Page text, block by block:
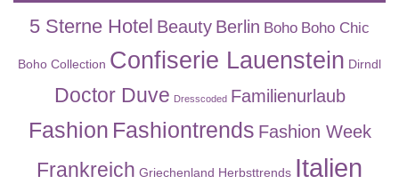
5 Sterne Hotel Beauty Berlin Boho Boho Chic
Boho Collection Confiserie Lauenstein Dirndl
Doctor Duve Dresscoded Familienurlaub
Fashion Fashiontrends Fashion Week
Frankreich Griechenland Herbsttrends Italien